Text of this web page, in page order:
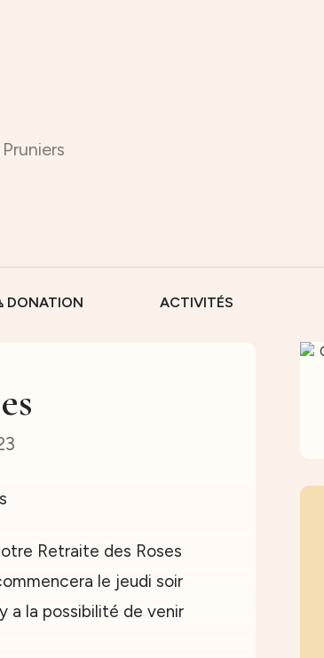
DONATION ACTIVITÉS
Retraite des Roses
le jeudi soir
a la possibilité de venir